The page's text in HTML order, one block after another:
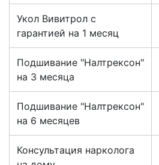
Укол Вивитрол с
гарантией на 1 месяц
Подшивание "Налтрексон"
на 3 месяца
Подшивание "Налтрексон"
на 6 месяцев
Консультация нарколога